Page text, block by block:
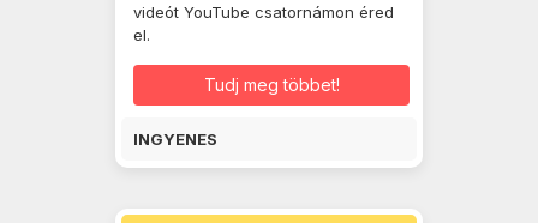
videót YouTube csatornámon éred
el.
Tudj meg többet!
INGYENES